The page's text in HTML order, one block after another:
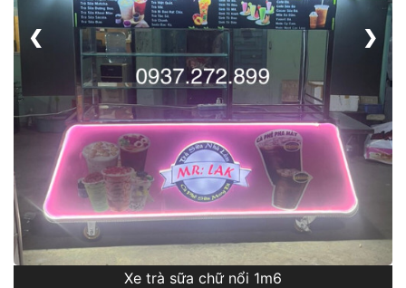
❮ ❯
Xe trà sữa chữ nổi 1m6